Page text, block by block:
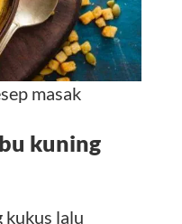
masak
kuning
kukus lalu